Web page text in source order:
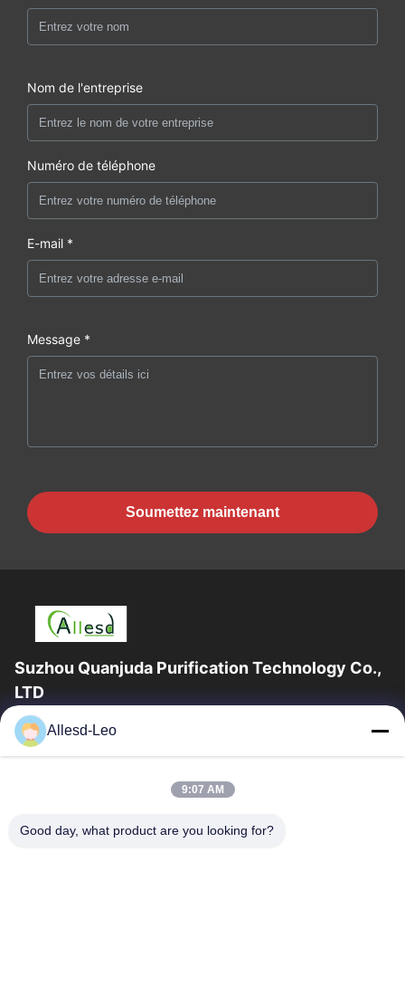
Nom de l'entreprise
Numéro de téléphone
E-mail *
Message *
Soumettez maintenant
Suzhou Quanjuda Purification Technology Co.,
LTD
l'expérience 16years, en tant que principaux fabricant et
exportateur d'ESD et produits de Cleanroom, nous offrons un
Maison
Des Produits
Allesd-Leo
9:07 AM
Good day, what product are you looking for?